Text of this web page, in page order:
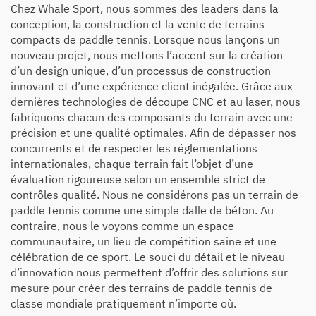
Chez Whale Sport, nous sommes des leaders dans la
conception, la construction et la vente de terrains
compacts de paddle tennis. Lorsque nous lançons un
nouveau projet, nous mettons l’accent sur la création
d’un design unique, d’un processus de construction
innovant et d’une expérience client inégalée. Grâce aux
dernières technologies de découpe CNC et au laser, nous
fabriquons chacun des composants du terrain avec une
précision et une qualité optimales. Afin de dépasser nos
concurrents et de respecter les réglementations
internationales, chaque terrain fait l’objet d’une
évaluation rigoureuse selon un ensemble strict de
contrôles qualité. Nous ne considérons pas un terrain de
paddle tennis comme une simple dalle de béton. Au
contraire, nous le voyons comme un espace
communautaire, un lieu de compétition saine et une
célébration de ce sport. Le souci du détail et le niveau
d’innovation nous permettent d’offrir des solutions sur
mesure pour créer des terrains de paddle tennis de
classe mondiale pratiquement n’importe où.